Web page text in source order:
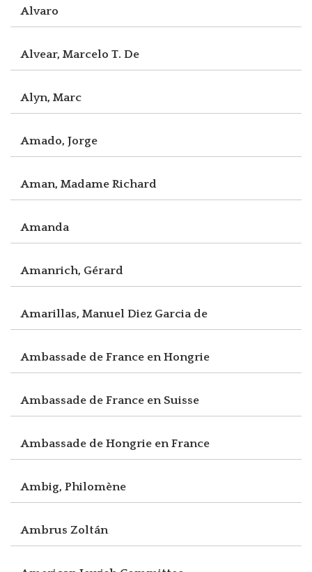
Alvaro
Alvear, Marcelo T. De
Alyn, Marc
Amado, Jorge
Aman, Madame Richard
Amanda
Amanrich, Gérard
Amarillas, Manuel Diez Garcia de
Ambassade de France en Hongrie
Ambassade de France en Suisse
Ambassade de Hongrie en France
Ambig, Philomène
Ambrus Zoltán